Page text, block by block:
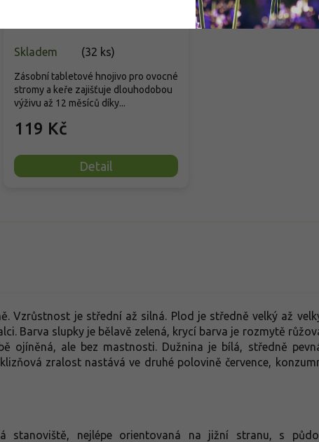
Skladem (32 ks)
119 Kč
Detail
Zásobní tabletové hnojivo pro ovocné
stromy a keře zajišťuje dlouhodobou
výživu až 12 měsíců díky...
Vzrůstnost je střední až silná. Plod je středně velký až
Barva slupky je bělavě zelená, krycí barva je rozmytě
ojíněná, ale bez mastnosti. Dužnina je bílá, středně
zralost nastává ve druhé polovině července,
stanoviště, nejlépe orientovaná na jižní stranu, s